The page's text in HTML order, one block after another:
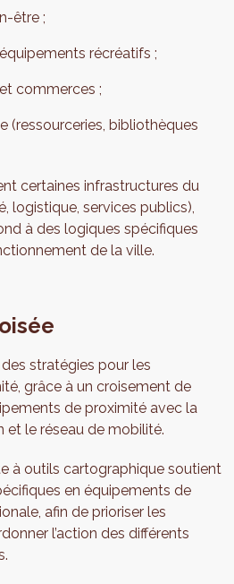
être ;
récréatifs ;
commerces ;
(ressourceries, bibliothèques
certaines infrastructures du
logistique, services publics),
à des logiques spécifiques
de la ville.
stratégies pour les
grâce à un croisement de
de proximité avec la
le réseau de mobilité.
à outils cartographique soutient
en équipements de
afin de prioriser les
l’action des différents